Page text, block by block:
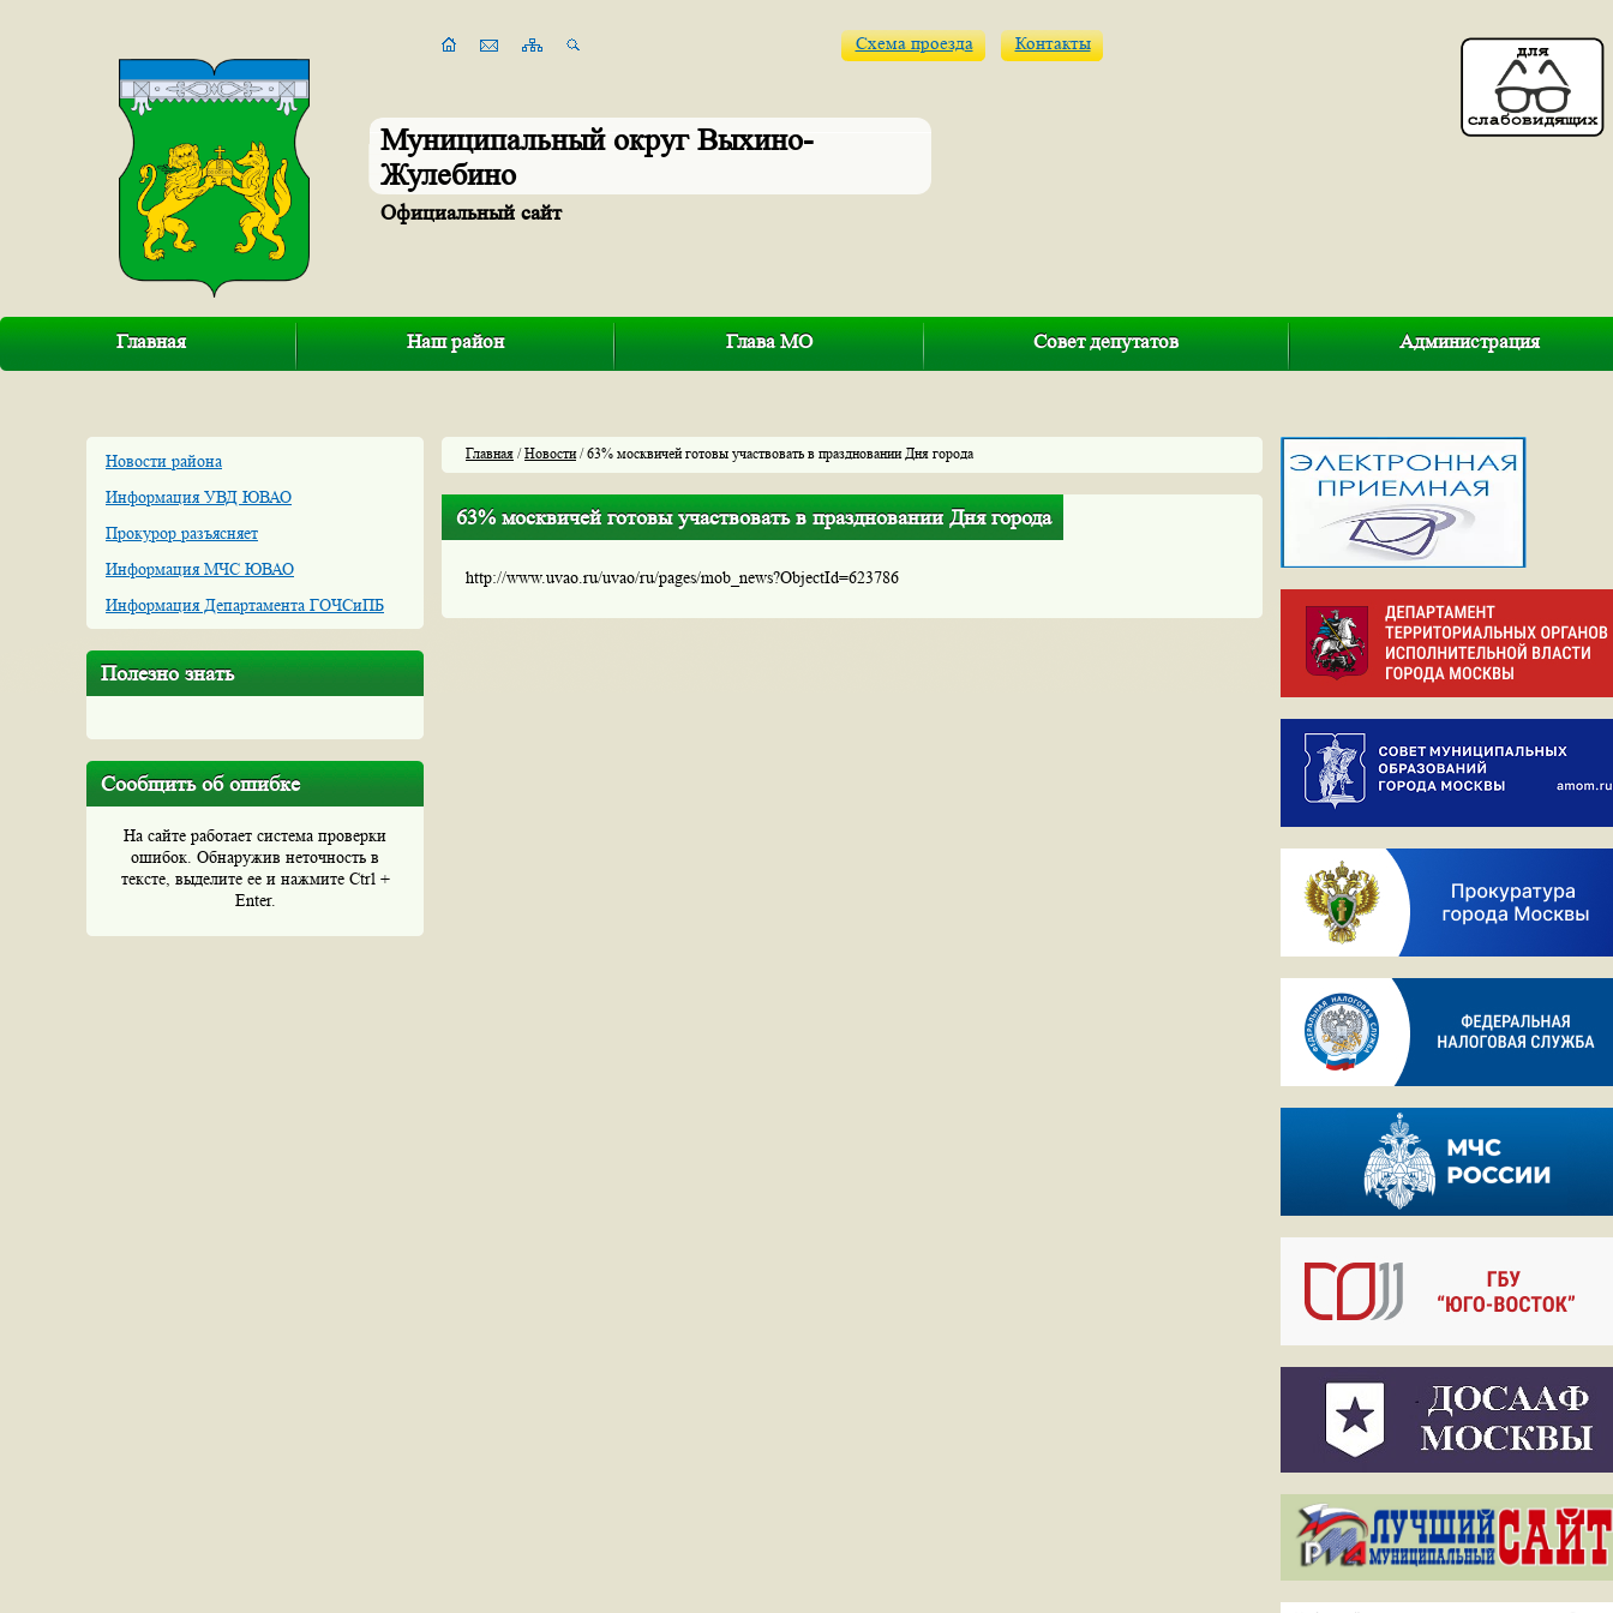
Муниципальный округ Выхино-
Жулебино
Официальный сайт
Схема проезда Контакты
Главная Наш район Глава МО Совет депутатов Администрация
Новости района
Информация УВД ЮВАО
Прокурор разъясняет
Информация МЧС ЮВАО
Информация Департамента ГОЧСиПБ
Полезно знать
Сообщить об ошибке
На сайте работает система проверки
ошибок. Обнаружив неточность в
тексте, выделите ее и нажмите Ctrl +
Enter.
Главная /Новости/ 63% москвичей готовы участвовать в праздновании Дня города
63% москвичей готовы участвовать в праздновании Дня города
http://www.uvao.ru/uvao/ru/pages/mob_news?ObjectId=623786